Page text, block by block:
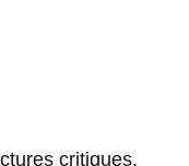
critiques.